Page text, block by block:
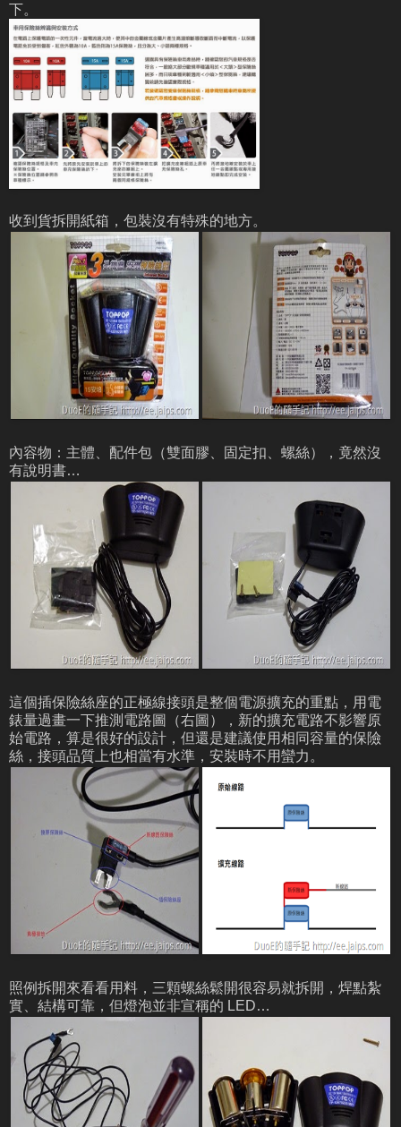
下。
收到貨拆開紙箱，包裝沒有特殊的地方。
內容物：主體、配件包（雙面膠、固定扣、螺絲），竟然沒
有說明書…
這個插保險絲座的正極線接頭是整個電源擴充的重點，用電
錶量過畫一下推測電路圖（右圖），新的擴充電路不影響原
始電路，算是很好的設計，但還是建議使用相同容量的保險
絲，接頭品質上也相當有水準，安裝時不用蠻力。
照例拆開來看看用料，三顆螺絲鬆開很容易就拆開，焊點紮
實、結構可靠，但燈泡並非宣稱的 LED…